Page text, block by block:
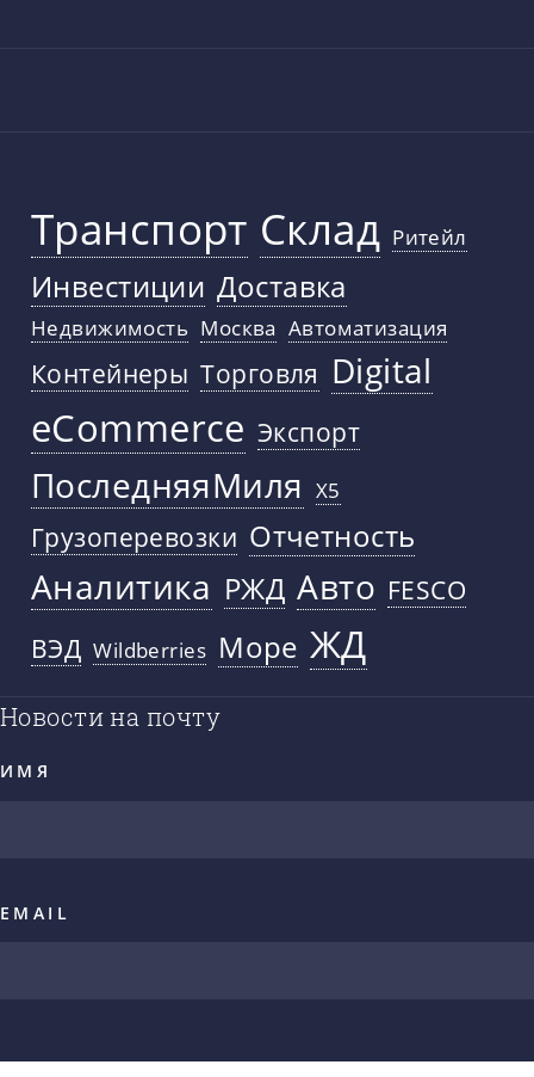
Транспорт Склад Ритейл
Инвестиции Доставка
Недвижимость Москва Автоматизация
Контейнеры Торговля Digital
eCommerce Экспорт
ПоследняяМиля X5
Грузоперевозки Отчетность
Аналитика РЖД Авто FESCO
ВЭД Wildberries Море ЖД
Новости на почту
ИМЯ
EMAIL